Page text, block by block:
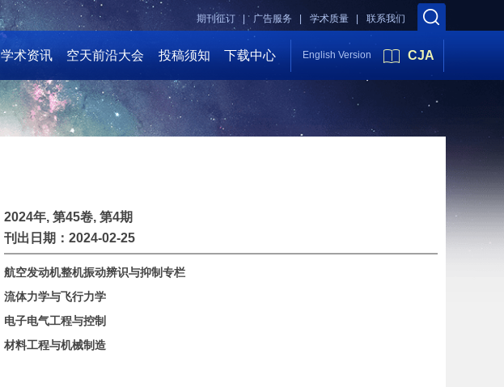
联系我们
学术质量 |
广告服务 |
期刊征订 |
学术资讯 空天前沿大会 投稿须知 下载中心 English Version CJA
2024年, 第45卷, 第4期
刊出日期：2024-02-25
航空发动机整机振动辨识与抑制专栏
流体力学与飞行力学
电子电气工程与控制
材料工程与机械制造